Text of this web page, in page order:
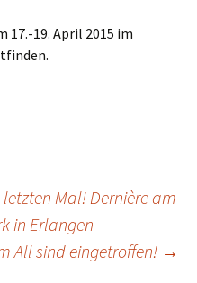
17.-19. April 2015 im
Mal! Dernière am
in Erlangen
All sind eingetroffen! →